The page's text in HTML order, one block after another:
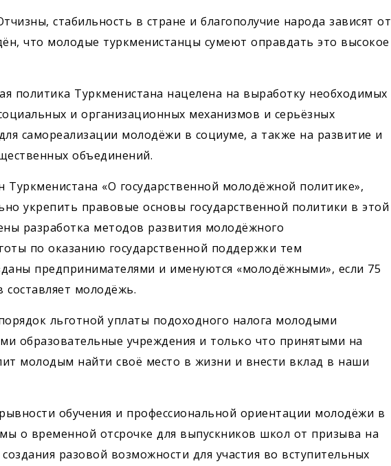
стабильность в стране и благополучие народа зависят от
что молодые туркменистанцы сумеют оправдать это высокое
политика Туркменистана нацелена на выработку необходимых
и организационных механизмов и серьёзных
самореализации молодёжи в социуме, а также на развитие и
объединений.
«О государственной молодёжной политике»,
укрепить правовые основы государственной политики в этой
разработка методов развития молодёжного
по оказанию государственной поддержки тем
предпринимателями и именуются «молодёжными», если 75
составляет молодёжь.
льготной уплаты подоходного налога молодыми
образовательные учреждения и только что принятыми на
молодым найти своё место в жизни и внести вклад в наши
обучения и профессиональной ориентации молодёжи в
о временной отсрочке для выпускников школ от призыва на
разовой возможности для участия во вступительных